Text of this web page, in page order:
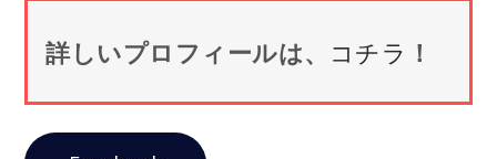
ゲ
ー
詳しいプロフィールは、 コチラ ！